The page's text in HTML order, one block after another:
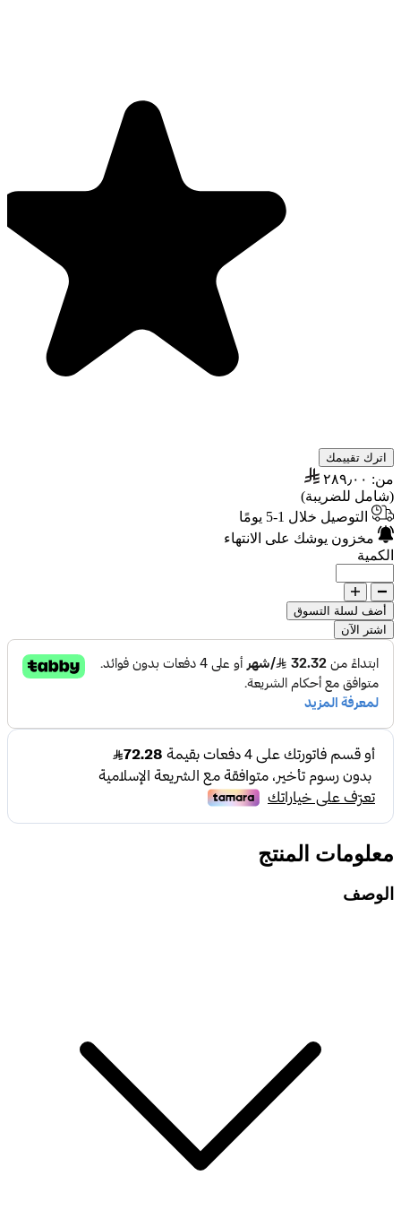
اترك تقييمك
من: ٢٨٩٫٠٠
(شامل للضريبة)
التوصيل خلال 1-5 يومًا
مخزون يوشك على الانتهاء
الكمية
أضف لسلة التسوق
اشتر الآن
معلومات المنتج
الوصف